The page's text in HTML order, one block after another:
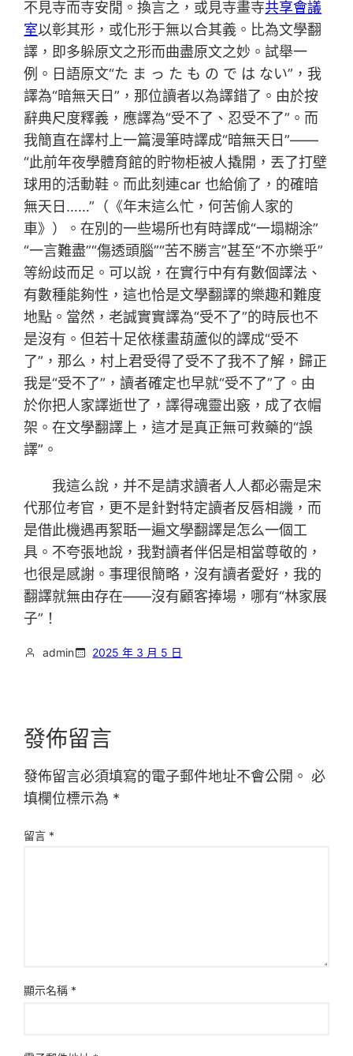
不見寺而寺安閒。換言之，或見寺畫寺共享會議
室以彰其形，或化形于無以合其義。比為文學翻
譯，即多躲原文之形而曲盡原文之妙。試舉一
例。日語原文“た ま っ た も の で は ない”，我
譯為“暗無天日”，那位讀者以為譯錯了。由於按
辭典尺度釋義，應譯為“受不了、忍受不了”。而
我簡直在譯村上一篇漫筆時譯成“暗無天日”——
“此前年夜學體育館的貯物柜被人撬開，丟了打壁
球用的活動鞋。而此刻連car 也給偷了，的確暗
無天日……”（《年末這么忙，何苦偷人家的
車》）。在別的一些場所也有時譯成“一塌糊涂”
“一言難盡”“傷透頭腦”“苦不勝言”甚至“不亦樂乎”
等紛歧而足。可以說，在實行中有有數個譯法、
有數種能夠性，這也恰是文學翻譯的樂趣和難度
地點。當然，老誠實實譯為“受不了”的時辰也不
是沒有。但若十足依樣畫葫蘆似的譯成“受不
了”，那么，村上君受得了受不了我不了解，歸正
我是“受不了”，讀者確定也早就“受不了”了。由
於你把人家譯逝世了，譯得魂靈出竅，成了衣帽
架。在文學翻譯上，這才是真正無可救藥的“誤
譯”。
我這么說，并不是請求讀者人人都必需是宋
代那位考官，更不是針對特定讀者反唇相譏，而
是借此機遇再絮聒一遍文學翻譯是怎么一個工
具。不夸張地說，我對讀者伴侶是相當尊敬的，
也很是感謝。事理很簡略，沒有讀者愛好，我的
翻譯就無由存在——沒有顧客捧場，哪有“林家展
子”！
admin 2025 年 3 月 5 日
發佈留言
發佈留言必須填寫的電子郵件地址不會公開。 必
填欄位標示為 *
留言 *
顯示名稱 *